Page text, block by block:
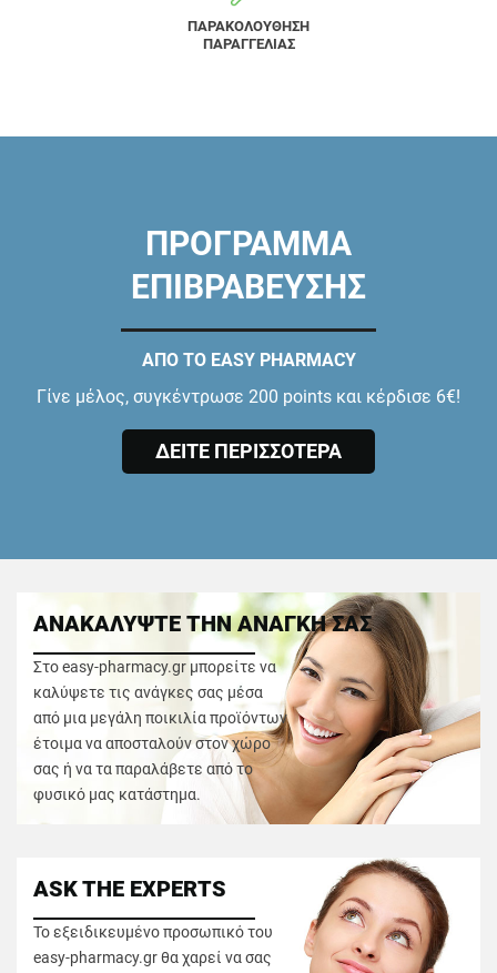
ΠΑΡΑΚΟΛΟΥΘΗΣΗ
ΠΑΡΑΓΓΕΛΙΑΣ
ΠΡΟΓΡΑΜΜΑ
ΕΠΙΒΡΑΒΕΥΣΗΣ
ΑΠΟ ΤΟ EASY PHARMACY
Γίνε μέλος, συγκέντρωσε 200 points και κέρδισε 6€!
ΔΕΙΤΕ ΠΕΡΙΣΣΟΤΕΡΑ
ΑΝΑΚΑΛΥΨΤΕ ΤΗΝ ΑΝΑΓΚΗ ΣΑΣ
Στο easy-pharmacy.gr μπορείτε να
καλύψετε τις ανάγκες σας μέσα
από μια μεγάλη ποικιλία προϊόντων
έτοιμα να αποσταλούν στον χώρο
σας ή να τα παραλάβετε από το
φυσικό μας κατάστημα.
ASK THE EXPERTS
Το εξειδικευμένο προσωπικό του
easy-pharmacy.gr θα χαρεί να σας